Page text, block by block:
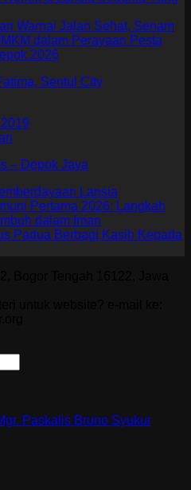
Warnai Jalan Sehat, Senam
dalam Perayaan Pesta
2026
Sentul City
– Depok Jaya
Lansia
Pertama 2026: Langkah
dalam Iman
Padua Berbagi Kasih Kepada
Paskalis Bruno Syukur